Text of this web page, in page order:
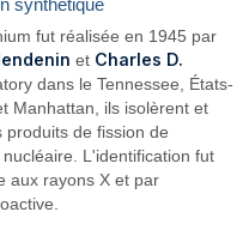
synthétique
fut réalisée en 1945 par
et Charles D.
dans le Tennessee, États-
Manhattan, ils isolèrent et
produits de fission de
L'identification fut
aux rayons X et par